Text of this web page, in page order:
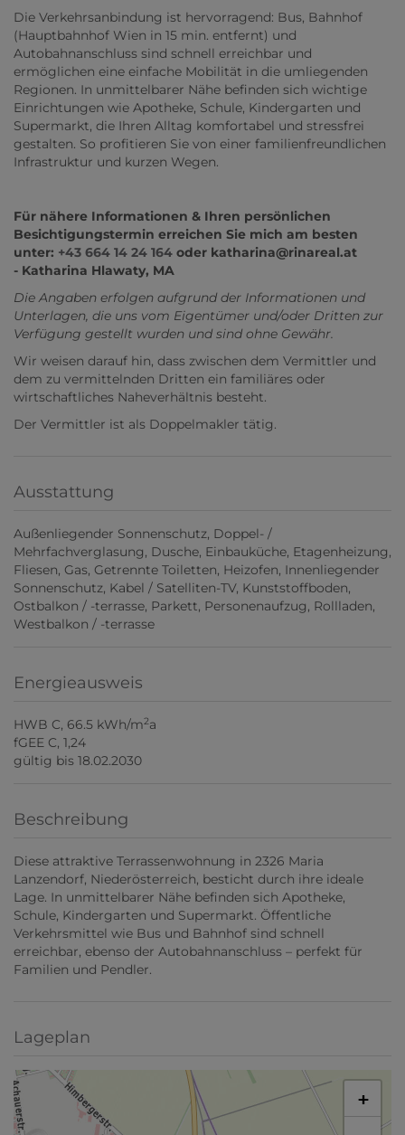
Die Verkehrsanbindung ist hervorragend: Bus, Bahnhof
(Hauptbahnhof Wien in 15 min. entfernt) und
Autobahnanschluss sind schnell erreichbar und
ermöglichen eine einfache Mobilität in die umliegenden
Regionen. In unmittelbarer Nähe befinden sich wichtige
Einrichtungen wie Apotheke, Schule, Kindergarten und
Supermarkt, die Ihren Alltag komfortabel und stressfrei
gestalten. So profitieren Sie von einer familienfreundlichen
Infrastruktur und kurzen Wegen.
Für nähere Informationen & Ihren persönlichen
Besichtigungstermin erreichen Sie mich am besten
unter: +43 664 14 24 164 oder katharina@rinareal.at
- Katharina Hlawaty, MA
Die Angaben erfolgen aufgrund der Informationen und
Unterlagen, die uns vom Eigentümer und/oder Dritten zur
Verfügung gestellt wurden und sind ohne Gewähr.
Wir weisen darauf hin, dass zwischen dem Vermittler und
dem zu vermittelnden Dritten ein familiäres oder
wirtschaftliches Naheverhältnis besteht.
Der Vermittler ist als Doppelmakler tätig.
Ausstattung
Außenliegender Sonnenschutz Doppel- /
Mehrfachverglasung Dusche Einbauküche Etagenheizung
Fliesen Gas Getrennte Toiletten Heizofen Innenliegender
Sonnenschutz Kabel / Satelliten-TV Kunststoffboden
Ostbalkon / -terrasse Parkett Personenaufzug Rollladen
Westbalkon / -terrasse
Energieausweis
HWB C, 66.5 kWh/m2a
fGEE C, 1,24
gültig bis 18.02.2030
Beschreibung
Diese attraktive Terrassenwohnung in 2326 Maria
Lanzendorf, Niederösterreich, besticht durch ihre ideale
Lage. In unmittelbarer Nähe befinden sich Apotheke,
Schule, Kindergarten und Supermarkt. Öffentliche
Verkehrsmittel wie Bus und Bahnhof sind schnell
erreichbar, ebenso der Autobahnanschluss – perfekt für
Familien und Pendler.
Lageplan
+